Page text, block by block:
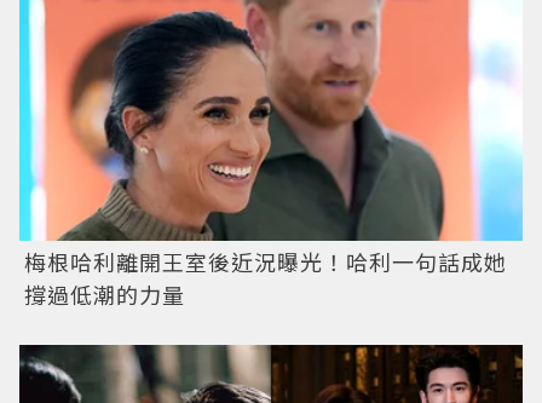
梅根哈利離開王室後近況曝光！哈利一句話成她
撐過低潮的力量